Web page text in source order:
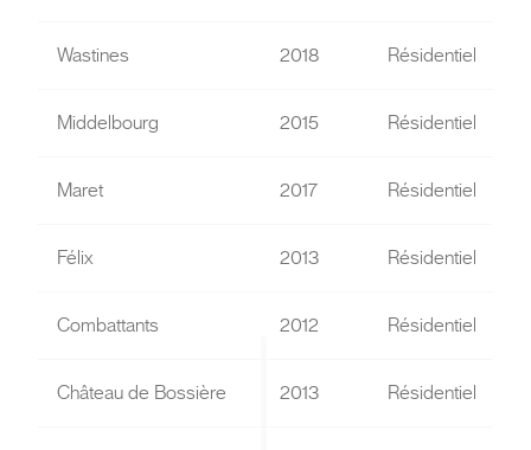
Wastines 2018 Résidentiel
Middelbourg 2015 Résidentiel
Maret 2017 Résidentiel
Félix 2013 Résidentiel
Combattants 2012 Résidentiel
Château de Bossière 2013 Résidentiel